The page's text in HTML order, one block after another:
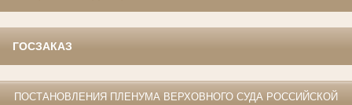
ГОСЗАКАЗ
ПОСТАНОВЛЕНИЯ ПЛЕНУМА ВЕРХОВНОГО СУДА РОССИЙСКОЙ